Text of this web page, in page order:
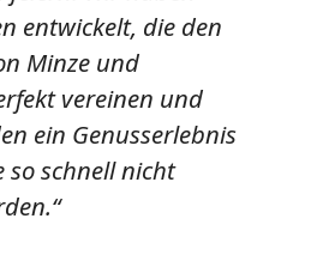
entwickelt, die den
Minze und
vereinen und
ein Genusserlebnis
so schnell nicht